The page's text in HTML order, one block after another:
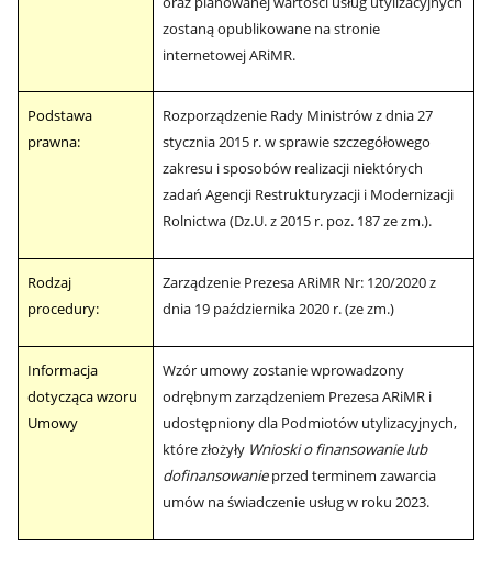
zostaną opublikowane na stronie
internetowej ARiMR.
Podstawa
prawna:
Rozporządzenie Rady Ministrów z dnia 27
stycznia 2015 r. w sprawie szczegółowego
zakresu i sposobów realizacji niektórych
zadań Agencji Restrukturyzacji i Modernizacji
Rolnictwa (Dz.U. z 2015 r. poz. 187 ze zm.).
Rodzaj
procedury:
Zarządzenie Prezesa ARiMR Nr: 120/2020 z
dnia 19 października 2020 r. (ze zm.)
Informacja
dotycząca wzoru
Umowy
Wzór umowy zostanie wprowadzony
odrębnym zarządzeniem Prezesa ARiMR i
udostępniony dla Podmiotów utylizacyjnych,
które złożyły Wnioski o finansowanie lub
dofinansowanieprzed terminem zawarcia
umów na świadczenie usług w roku 2023.